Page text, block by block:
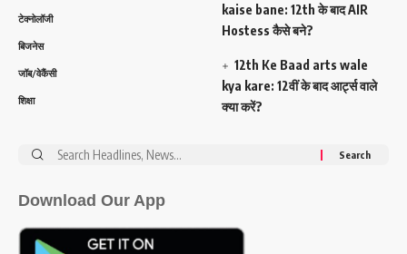
टेक्नोलॉजी
बिजनेस
जॉब/वेकैंसी
शिक्षा
kaise bane: 12th के बाद AIR
Hostess कैसे बने?
12th Ke Baad arts wale
kya kare: 12वीं के बाद आर्ट्स वाले
क्या करें?
Search
Download Our App